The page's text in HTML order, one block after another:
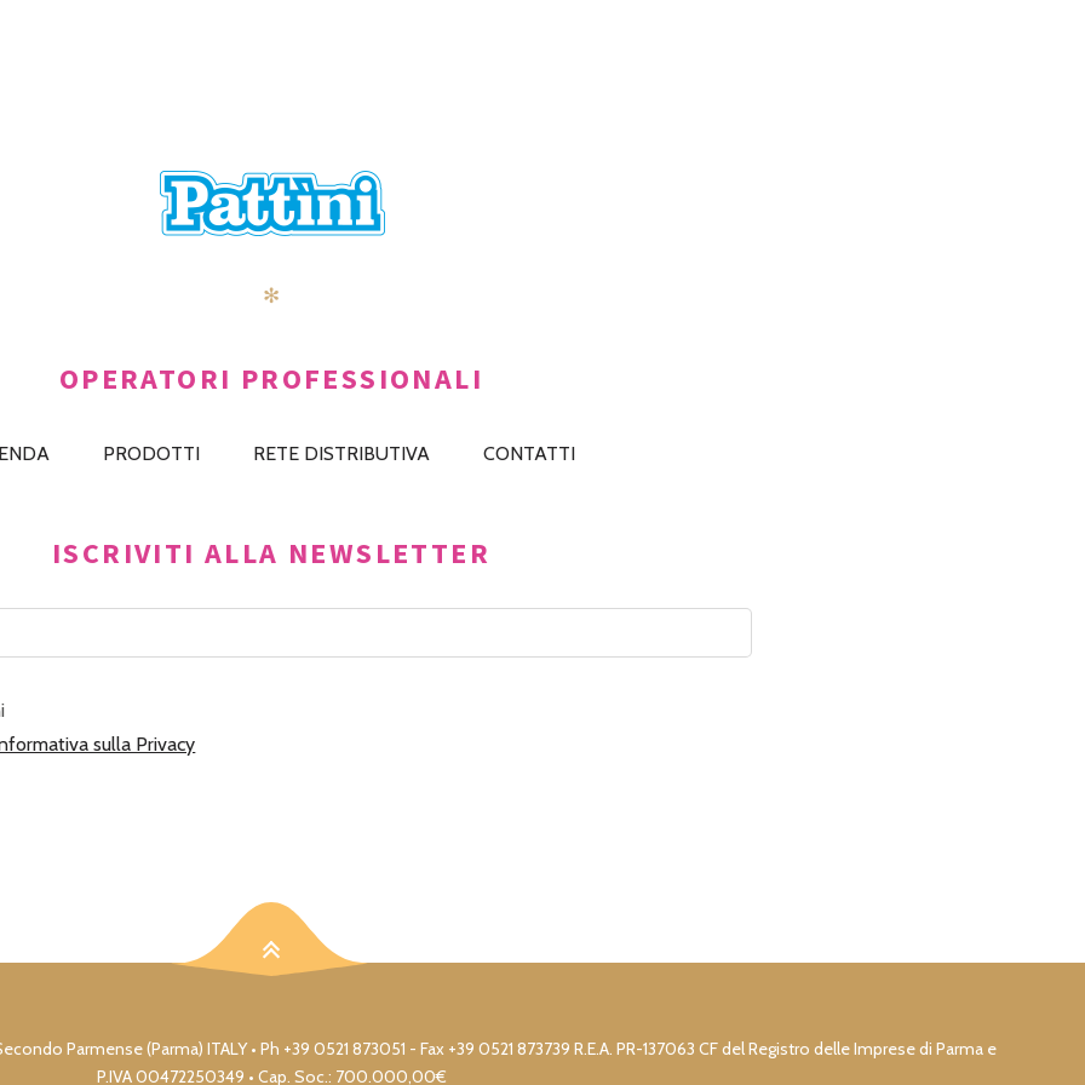
✻
OPERATORI PROFESSIONALI
PRODOTTI RETE DISTRIBUTIVA CONTATTI
ISCRIVITI ALLA NEWSLETTER
sulla Privacy
Parmense (Parma) ITALY • Ph +39 0521 873051 - Fax +39 0521 873739 R.E.A. PR-137063 CF del Registro delle Imprese di Parma e
P.IVA 00472250349 • Cap. Soc.: 700.000,00€